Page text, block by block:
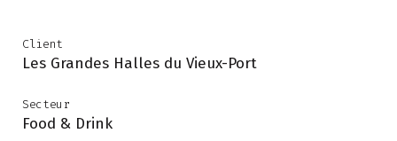
Client
Les Grandes Halles du Vieux-Port
Secteur
Food & Drink